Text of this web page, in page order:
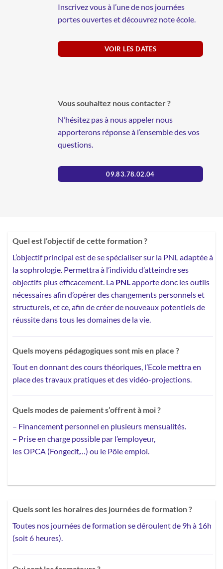
Inscrivez vous à l’une de nos journées
portes ouvertes et découvrez note école.
VOIR LES DATES
Vous souhaitez nous contacter ?
N’hésitez pas à nous appeler nous
apporterons réponse à l’ensemble des vos
questions.
09.83.78.02.04
Quel est l’objectif de cette formation ?
L’objectif principal est de se spécialiser sur la PNL adaptée à
la sophrologie. Permettra à l’individu d’atteindre ses
objectifs plus efficacement. La PNL apporte donc les outils
nécessaires afin d’opérer des changements personnels et
structurels, et ce, afin de créer de nouveaux potentiels de
réussite dans tous les domaines de la vie.
Quels moyens pédagogiques sont mis en place ?
Tout en donnant des cours théoriques, l’Ecole mettra en
place destravaux pratiques et des vidéo-projections.
Quels modes de paiement s’offrent à moi ?
– Financement personnel en plusieurs mensualités.
– Prise en charge possible par l’employeur,
les OPCA (Fongecif,…) ou le Pôle emploi.
Quels sont les horaires des journées de formation ?
Toutes nos journées de formation se déroulent de 9h à 16h
(soit 6 heures).